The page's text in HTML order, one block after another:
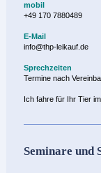
mobil
+49 170 7880489
E-Mail
info@thp-leikauf.de
Sprechzeiten
Termine nach
Ich fahre für Ihr Tier
Seminare und